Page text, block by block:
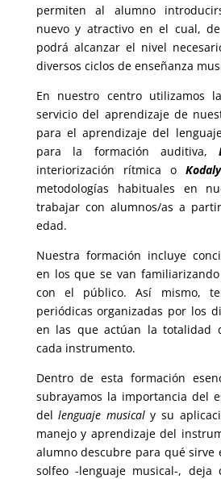
permiten al alumno
nuevo y atractivo en el cual,
podrá alcanzar el nivel
diversos ciclos de enseñanza
En nuestro centro utilizamos
servicio del aprendizaje de
para el aprendizaje del
para la formación auditiva,
interiorización rítmica o Kodaly
metodologías habituales en
trabajar con alumnos/as a
edad.
Nuestra formación incluye
en los que se van
con el público. Así mismo,
periódicas organizadas por los
en las que actúan la totalidad
cada instrumento.
Dentro de esta formación
subrayamos la importancia del
dellenguaje musical y su
manejo y aprendizaje del
alumno descubre para qué sirve
solfeo -lenguaje musical-,